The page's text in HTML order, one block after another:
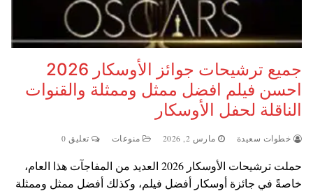
جميع ترشيحات جوائز الأوسكار 2026
احسن فيلم افضل ممثل وممثلة والقنوات
الناقلة لحفل الأوسكار
خطوات سعيدة مارس 2, 2026 منوعات تعليق 0
حملت ترشيحات الأوسكار 2026 العديد من المفاجآت هذا العام،
خاصةً في جائزة أوسكار أفضل فيلم، وكذلك أفضل ممثل وممثلة